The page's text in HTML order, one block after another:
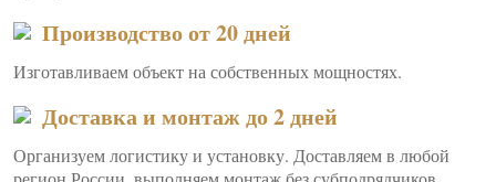
Производство от 20 дней
Изготавливаем объект на собственных мощностях.
Доставка и монтаж до 2 дней
Организуем логистику и установку. Доставляем в любой